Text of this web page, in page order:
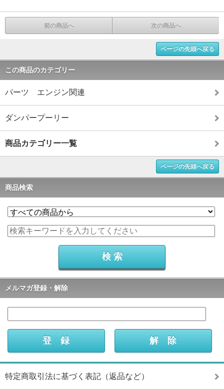
前の商品へ 次の商品へ
ページの先頭へ戻る
この商品のカテゴリー
パーツ エンジン関連
ダンパープーリー
商品カテゴリー一覧
ページの先頭へ戻る
商品検索
メルマガ登録・解除
特定商取引法に基づく表記（返品など）